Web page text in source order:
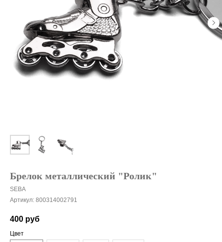
Брелок металлический "Ролик"
SEBA
Артикул: 800314002791
400 руб
Цвет